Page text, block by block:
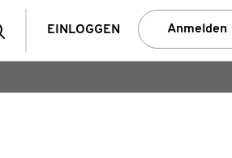
SuchenEINLOGGEN Anmelden